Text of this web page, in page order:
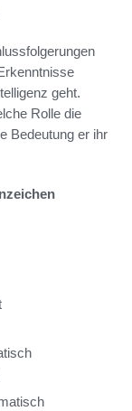
geht.
Rolle die
Bedeutung er ihr